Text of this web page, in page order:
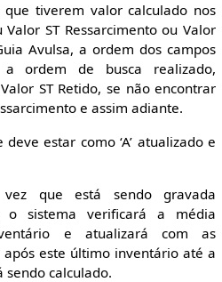
tiverem valor calculado nos
ST Ressarcimento ou Valor
Avulsa, a ordem dos campos
ordem de busca realizado,
ST Retido, se não encontrar
e assim adiante.
estar como ‘A’ atualizado e
que está sendo gravada
o sistema verificará a média
e atualizará com as
este último inventário até a
calculado.